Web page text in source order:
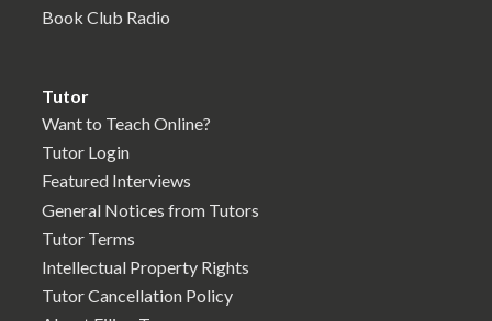
Book Club Radio
Tutor
Want to Teach Online?
Tutor Login
Featured Interviews
General Notices from Tutors
Tutor Terms
Intellectual Property Rights
Tutor Cancellation Policy